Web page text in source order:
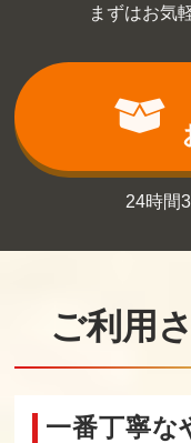
まずはお気
24時間
ご利用
一番丁寧な